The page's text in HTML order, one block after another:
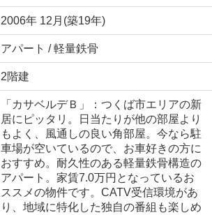
2006年 12月(築19年)
アパート / 軽量鉄骨
2階建
「カサベルデＢ」：つくば市エリアの新
居にピッタリ。日当たりが他の部屋より
もよく、風通しの良い角部屋。今なら駐
車場が空いているので、お車好きの方に
おすすめ。耐久性のある軽量鉄骨構造の
アパート。家賃7.0万円となっているお
ススメの物件です。CATV受信環境があ
り、地域に特化した独自の番組も楽しめ